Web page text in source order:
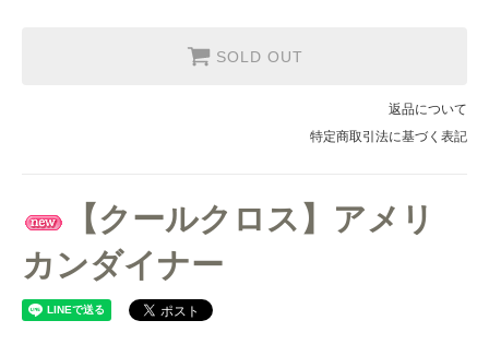
SOLD OUT
返品について
特定商取引法に基づく表記
【クールクロス】アメリ
カンダイナー